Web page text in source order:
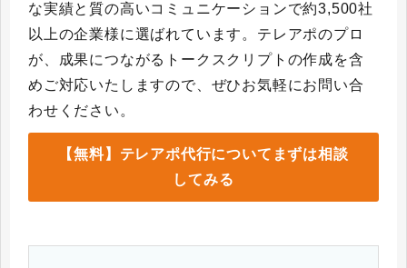
な実績と質の高いコミュニケーションで約3,500社
以上の企業様に選ばれています。テレアポのプロ
が、成果につながるトークスクリプトの作成を含
めご対応いたしますので、ぜひお気軽にお問い合
わせください。
【無料】テレアポ代行についてまずは相談
してみる